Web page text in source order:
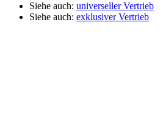
Siehe auch: universeller Vertrieb
Siehe auch: exklusiver Vertrieb